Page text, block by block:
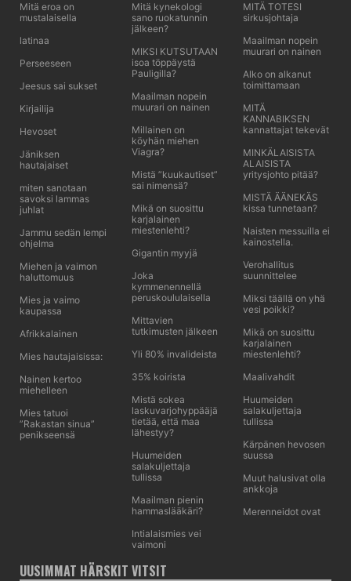
Mitä eroa on
mustalaisella
latinaa
Perseeseen
Jeesus sai sukset
Kirjailija
Hevoset
Jäniksen
hautajaiset
miten sanotaan
savoksi lammas
juhlat
Jammu sedän lempi
ohjelma
Miehen ja vaimon
haluttomuus
Mies ja vaimo
kaupassa
Afrikkalainen
Mies hautajaisissa:
Nainen kertoo
miehelleen
Mies tatuoi
”Rakastan sinua”
penikseensä
Mitä kynekologi
sano ruokatunnin
jälkeen?
MIKSI KUTSUTAAN
isoa töppäystä
Pauligilla?
Maailman nopein
muurari on nainen
Millainen on
köyhän miehen
Viagra?
Mistä ”kuukautiset”
sai nimensä?
Mikä on suosittu
karjalainen
miestenlehti?
Gigantin myyjä
Joka
kymmenennellä
peruskoululaisella
Mittavien
tutkimusten jälkeen
Yli 80% invalideista
35% koirista
Mistä sokea
laskuvarjohyppääjä
tietää, että maa
lähestyy?
Huumeiden
salakuljettaja
tullissa
Maailman pienin
hammaslääkäri?
Intialaismies vei
vaimoni
MITÄ TOTESI
sirkusjohtaja
Maailman nopein
muurari on nainen
Alko on alkanut
toimittamaan
MITÄ
KANNABIKSEN
kannattajat tekevät
MINKÄLAISISTA
ALAISISTA
yritysjohto pitää?
MISTÄ ÄÄNEKÄS
kissa tunnetaan?
Naisten messuilla ei
kainostella.
Verohallitus
suunnittelee
Miksi täällä on yhä
vesi poikki?
Mikä on suosittu
karjalainen
miestenlehti?
Maalivahdit
Huumeiden
salakuljettaja
tullissa
Kärpänen hevosen
suussa
Muut halusivat olla
ankkoja
Merenneidot ovat
UUSIMMAT HÄRSKIT VITSIT